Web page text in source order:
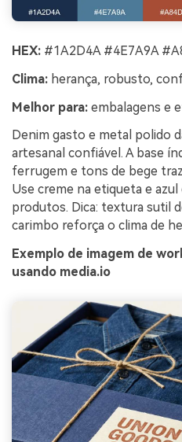
HEX: #1A2D4A #4E7A9A
Clima: herança, robusto,
Melhor para: embalagens e
Denim gasto e metal polido
artesanal confiável. A base
ferrugem e tons de bege
Use creme na etiqueta e
produtos. Dica: textura sutil
carimbo reforça o clima de
Exemplo de imagem de
usando media.io